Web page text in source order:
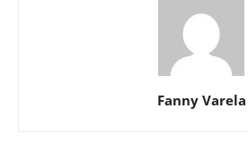
Fanny Varela